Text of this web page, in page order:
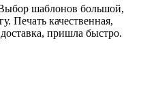
шаблонов большой,
Печать качественная,
пришла быстро.